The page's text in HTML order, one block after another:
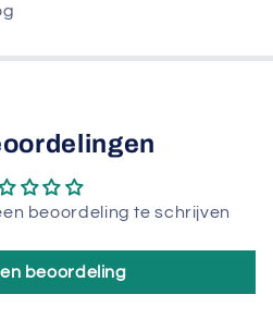
beoordeling te schrijven
beoordeling